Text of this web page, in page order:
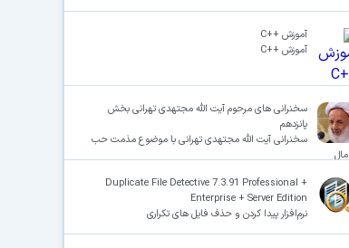
آموزش ++C
آموزش ++C
سخنرانی های مرحوم آیت الله مجتهدی تهرانی بخش
پانزدهم
سخنرانی آیت الله مجتهدی تهرانی با موضوع مذمت حب
مال
Duplicate File Detective 7.3.91 Professional +
Enterprise + Server Edition
نرم‌افزار پیدا کردن و حذف فایل های تکراری